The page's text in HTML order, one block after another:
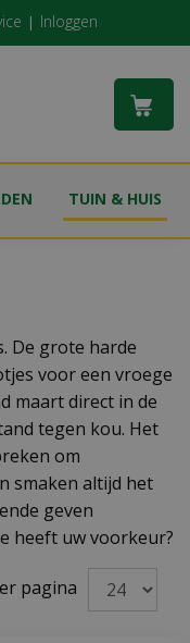
Inloggen
TUIN & HUIS
De grote harde
voor een vroege
maart direct in de
tegen kou. Het
om
smaken altijd het
geven
heeft uw voorkeur?
pagina